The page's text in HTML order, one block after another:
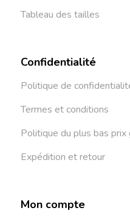
Tableau des tailles
Confidentialité
Politique de
Termes et conditions
Politique du plus bas prix
Expédition et retour
Mon compte